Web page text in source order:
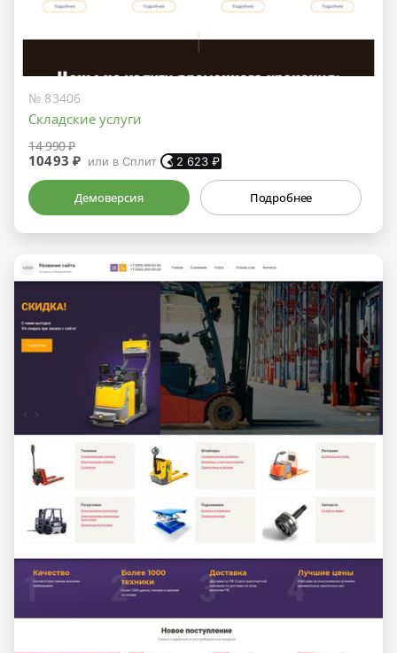
№ 83406
Складские услуги
14 990 ₽
10493 ₽ или в Сплит 2 623 ₽
Демоверсия Подробнее